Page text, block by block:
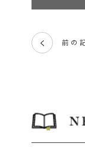
く 前の